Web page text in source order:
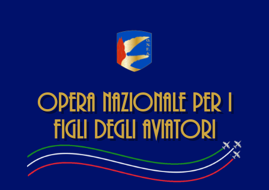
Opera Nazionale per i
Figli degli Aviatori